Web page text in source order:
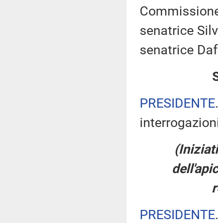
senatrice
senatrice
PRESIDENTE
PRESIDENTE